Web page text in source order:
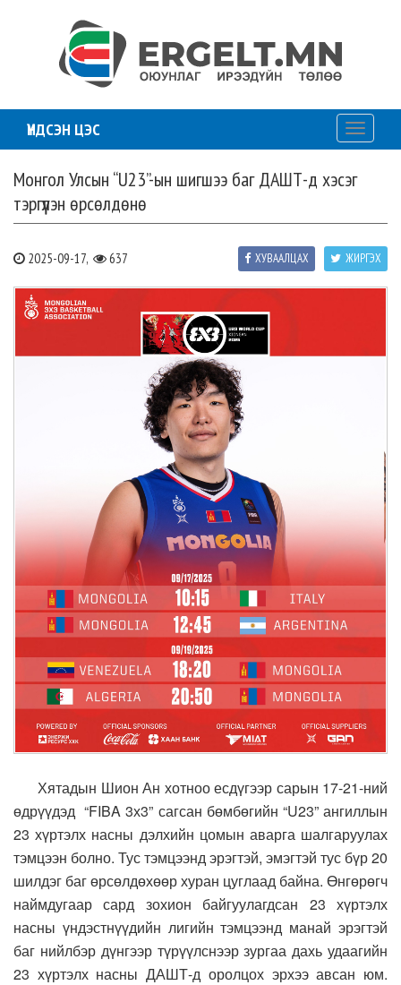
ҮНДСЭН ЦЭС
Toggle
Монгол Улсын “U23”-ын шигшээ баг ДАШТ-д хэсэг
тэргүүлэн өрсөлдөнө
2025-09-17, 637 ЖИРГЭХ
ХУВААЛЦАХ
Хятадын Шион Ан хотноо есдүгээр сарын 17-21-ний
өдрүүдэд “FIBA 3х3” сагсан бөмбөгийн “U23” ангиллын
23 хүртэлх насны дэлхийн цомын аварга шалгаруулах
тэмцээн болно. Тус тэмцээнд эрэгтэй, эмэгтэй тус бүр 20
шилдэг баг өрсөлдөхөөр хуран цуглаад байна. Өнгөрөгч
наймдугаар сард зохион байгуулагдсан 23 хүртэлх
насны үндэстнүүдийн лигийн тэмцээнд манай эрэгтэй
баг нийлбэр дүнгээр түрүүлснээр зургаа дахь удаагийн
23 хүртэлх насны ДАШТ-д оролцох эрхээ авсан юм.